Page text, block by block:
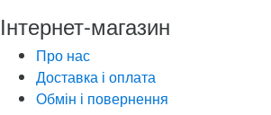
Інтернет-магазин
Про нас
Доставка і оплата
Обмін і повернення